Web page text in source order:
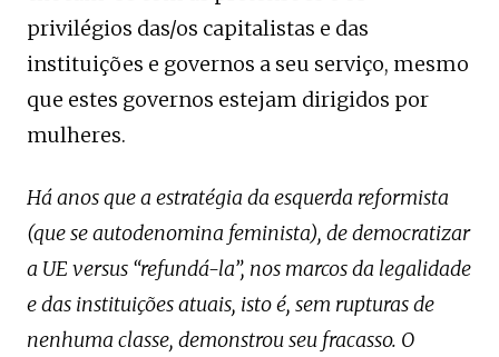
privilégios das/os capitalistas e das
instituições e governos a seu serviço, mesmo
que estes governos estejam dirigidos por
mulheres.
Há anos que a estratégia da esquerda reformista
(que se autodenomina feminista), de democratizar
a UE versus “refundá-la”, nos marcos da legalidade
e das instituições atuais, isto é, sem rupturas de
nenhuma classe, demonstrou seu fracasso. O